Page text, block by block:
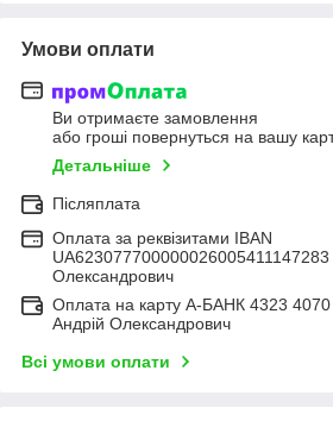
Умови оплати
Ви отримаєте замовлення
або гроші повернуться на вашу
Детальніше
Післяплата
Оплата за реквізитами IBAN
Олександрович
Оплата на карту А-БАНК 4323
Андрій Олександрович
Всі умови оплати